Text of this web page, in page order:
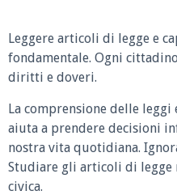
Leggere articoli di legge e
fondamentale. Ogni
diritti e doveri.
La comprensione delle
aiuta a prendere decisioni
nostra vita quotidiana.
Studiare gli articoli di legge
civica.